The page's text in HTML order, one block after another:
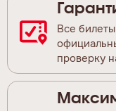
Все
проверку